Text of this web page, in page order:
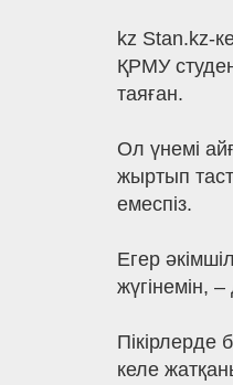
kz Stan.kz-
ҚРМУ
таяған.
Ол үнемі
жыртып
емеспіз.
Егер
жүгінемін,
Пікірлерде
келе